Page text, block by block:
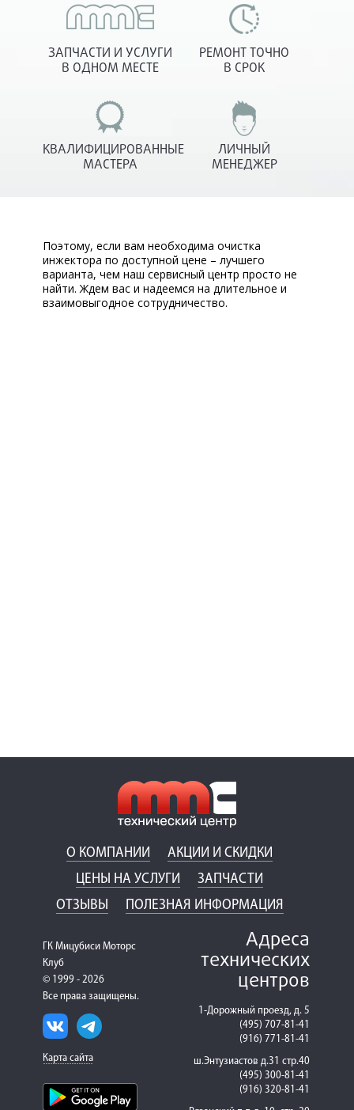
ЗАПЧАСТИ И УСЛУГИ
В ОДНОМ МЕСТЕ
РЕМОНТ ТОЧНО
В СРОК
КВАЛИФИЦИРОВАННЫЕ
МАСТЕРА
ЛИЧНЫЙ
МЕНЕДЖЕР
Поэтому, если вам необходима очистка
инжектора по доступной цене – лучшего
варианта, чем наш сервисный центр просто не
найти. Ждем вас и надеемся на длительное и
взаимовыгодное сотрудничество.
О КОМПАНИИ
АКЦИИ И СКИДКИ
ЦЕНЫ НА УСЛУГИ
ЗАПЧАСТИ
ОТЗЫВЫ
ПОЛЕЗНАЯ ИНФОРМАЦИЯ
ГК Мицубиси Моторс
Клуб
© 1999 - 2026
Все права защищены.
Карта сайта
Адреса
технических
центров
1-Дорожный проезд, д. 5
(495) 707-81-41
(916) 771-81-41
ш.Энтузиастов д.31 стр.40
(495) 300-81-41
(916) 320-81-41